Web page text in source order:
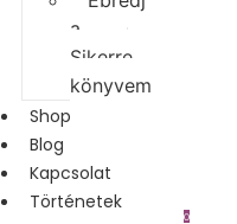
a
Sikerre
könyvem
Shop
Blog
Kapcsolat
Történetek
0